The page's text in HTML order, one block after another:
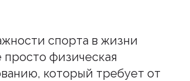
спорта в жизни
физическая
который требует от